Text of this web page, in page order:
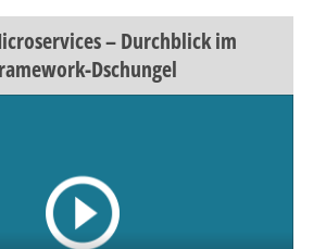
– Durchblick im
Dschungel